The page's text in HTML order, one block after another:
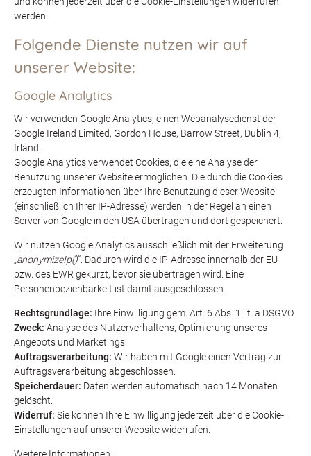
werden.
Folgende Dienste nutzen wir auf
unserer Website:
Google Analytics
Wir verwenden Google Analytics, einen Webanalysedienst der
Google Ireland Limited, Gordon House, Barrow Street, Dublin 4,
Irland.
Google Analytics verwendet Cookies, die eine Analyse der
Benutzung unserer Website ermöglichen. Die durch die Cookies
erzeugten Informationen über Ihre Benutzung dieser Website
(einschließlich Ihrer IP-Adresse) werden in der Regel an einen
Server von Google in den USA übertragen und dort gespeichert.
Wir nutzen Google Analytics ausschließlich mit der Erweiterung
„anonymizeIp()“. Dadurch wird die IP-Adresse innerhalb der EU
bzw. des EWR gekürzt, bevor sie übertragen wird. Eine
Personenbeziehbarkeit ist damit ausgeschlossen.
Rechtsgrundlage: Ihre Einwilligung gem. Art. 6 Abs. 1 lit. a DSGVO.
Zweck: Analyse des Nutzerverhaltens, Optimierung unseres
Angebots und Marketings.
Auftragsverarbeitung: Wir haben mit Google einen Vertrag zur
Auftragsverarbeitung abgeschlossen.
Speicherdauer: Daten werden automatisch nach 14 Monaten
gelöscht.
Widerruf: Sie können Ihre Einwilligung jederzeit über die Cookie-
Einstellungen auf unserer Website widerrufen.